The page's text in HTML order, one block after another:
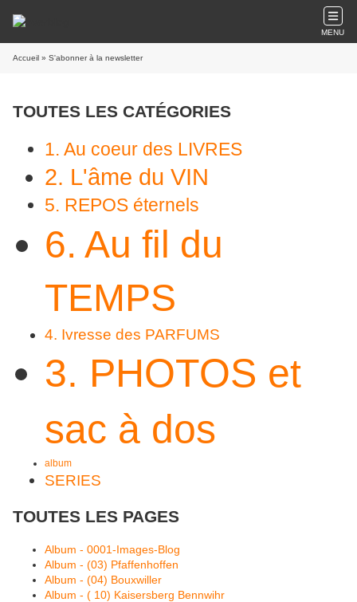
MENU
Accueil » S'abonner à la newsletter
TOUTES LES CATÉGORIES
1. Au coeur des LIVRES
2. L'âme du VIN
5. REPOS éternels
6. Au fil du
TEMPS
4. Ivresse des PARFUMS
3. PHOTOS et
sac à dos
album
SERIES
TOUTES LES PAGES
Album - 0001-Images-Blog
Album - (03) Pfaffenhoffen
Album - (04) Bouxwiller
Album - ( 10) Kaisersberg Bennwihr